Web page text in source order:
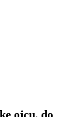
ojcu, do